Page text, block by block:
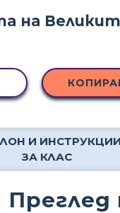
И ИНСТРУКЦИИ
ЗА КЛАС
Преглед